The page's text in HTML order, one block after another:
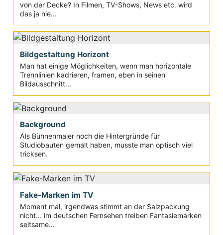
von der Decke? In Filmen, TV-Shows, News etc. wird
das ja nie...
Bildgestaltung Horizont
Man hat einige Möglichkeiten, wenn man horizontale
Trennlinien kadrieren, framen, eben in seinen
Bildausschnitt...
Background
Als Bühnenmaler noch die Hintergründe für
Studiobauten gemalt haben, musste man optisch viel
tricksen.
Fake-Marken im TV
Moment mal, irgendwas stimmt an der Salzpackung
nicht... im deutschen Fernsehen treiben Fantasiemarken
seltsame...